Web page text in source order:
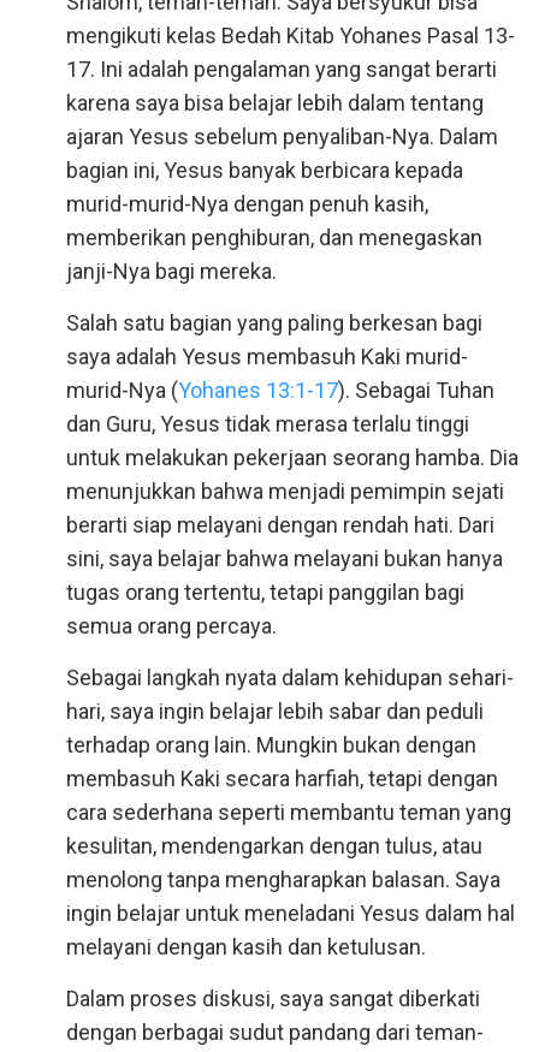
mengikuti kelas Bedah Kitab Yohanes Pasal 13-
17. Ini adalah pengalaman yang sangat berarti
karena saya bisa belajar lebih dalam tentang
ajaran Yesus sebelum penyaliban-Nya. Dalam
bagian ini, Yesus banyak berbicara kepada
murid-murid-Nya dengan penuh kasih,
memberikan penghiburan, dan menegaskan
janji-Nya bagi mereka.
Salah satu bagian yang paling berkesan bagi
saya adalah Yesus membasuh Kaki murid-
murid-Nya (Yohanes 13:1-17). Sebagai Tuhan
dan Guru, Yesus tidak merasa terlalu tinggi
untuk melakukan pekerjaan seorang hamba. Dia
menunjukkan bahwa menjadi pemimpin sejati
berarti siap melayani dengan rendah hati. Dari
sini, saya belajar bahwa melayani bukan hanya
tugas orang tertentu, tetapi panggilan bagi
semua orang percaya.
Sebagai langkah nyata dalam kehidupan sehari-
hari, saya ingin belajar lebih sabar dan peduli
terhadap orang lain. Mungkin bukan dengan
membasuh Kaki secara harfiah, tetapi dengan
cara sederhana seperti membantu teman yang
kesulitan, mendengarkan dengan tulus, atau
menolong tanpa mengharapkan balasan. Saya
ingin belajar untuk meneladani Yesus dalam hal
melayani dengan kasih dan ketulusan.
Dalam proses diskusi, saya sangat diberkati
dengan berbagai sudut pandang dari teman-